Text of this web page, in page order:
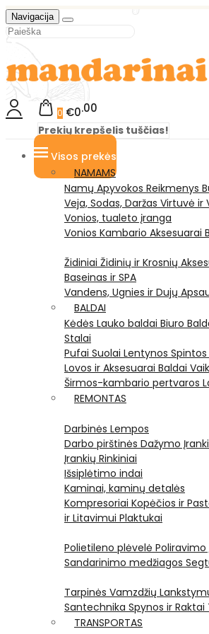
Navigacija
0 €0 00
Prekių krepšelis tuščias!
Visos prekės
NAMAMS
Namų Apyvokos Reikmenys
Veja, Sodas, Daržas Virtuvė ir
Vonios, tualeto įranga
Vonios Kambario Aksesuarai
Židiniai Židinių ir Krosnių
Baseinas ir SPA
Vandens, Ugnies ir Dujų
BALDAI
Kėdės Lauko baldai Biuro
Stalai
Pufai Suolai Lentynos
Lovos ir Aksesuarai Baldai
Širmos-kambario pertvaros
REMONTAS
Darbinės Lempos
Darbo pirštinės Dažymo
Įrankių Rinkiniai
Išsiplėtimo indai
Kaminai, kaminų detalės
Kompresoriai Kopėčios ir
ir Litavimui Plaktukai
Polietileno plėvelė Poliravimo
Sandarinimo medžiagos
Tarpinės Vamzdžių
Santechnika Spynos ir Raktai
TRANSPORTAS